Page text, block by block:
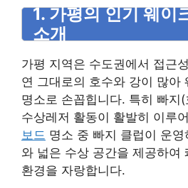
1. 가평의 인기 웨이
소개
가평 지역은 수도권에서 접근
연 그대로의 호수와 강이 많아
명소로 손꼽힙니다. 특히 빠지
수상레저 활동이 활발히 이루
보드 명소 중 빠지 클럽이 운
와 넓은 수상 공간을 제공하여
환경을 자랑합니다.